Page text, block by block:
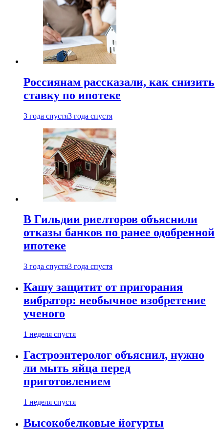
Россиянам рассказали, как снизить
ставку по ипотеке
3 года спустя3 года спустя
В Гильдии риелторов объяснили
отказы банков по ранее одобренной
ипотеке
3 года спустя3 года спустя
Кашу защитит от пригорания
вибратор: необычное изобретение
ученого
1 неделя спустя
Гастроэнтеролог объяснил, нужно
ли мыть яйца перед
приготовлением
1 неделя спустя
Высокобелковые йогурты